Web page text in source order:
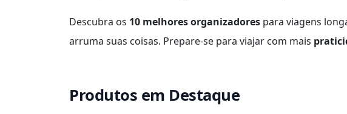
Descubra os 10 melhores organizadores para viagens
arruma suas coisas. Prepare-se para viajar com mais
Produtos em Destaque